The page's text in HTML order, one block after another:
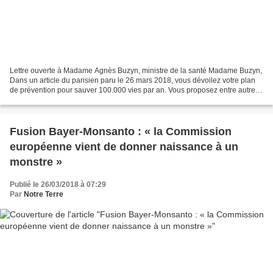
Lettre ouverte à Madame Agnès Buzyn, ministre de la santé Madame Buzyn,
Dans un article du parisien paru le 26 mars 2018, vous dévoilez votre plan
de prévention pour sauver 100.000 vies par an. Vous proposez entre autre
Fusion Bayer-Monsanto : « la Commission
européenne vient de donner naissance à un
monstre »
Publié le 26/03/2018 à 07:29
Par Notre Terre